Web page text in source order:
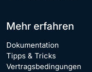
Mehr erfahren
Dokumentation
Tipps & Tricks
Vertragsbedingungen